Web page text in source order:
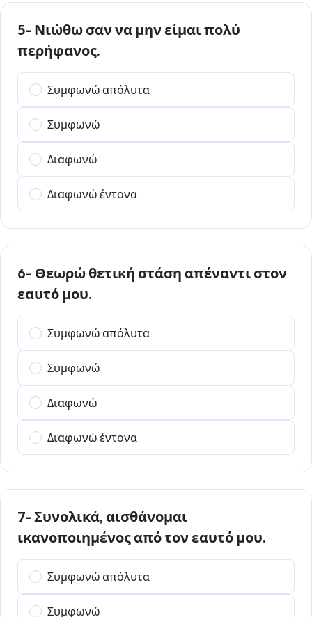
5- Νιώθω σαν να μην είμαι πολύ
περήφανος.
Συμφωνώ απόλυτα
Συμφωνώ
Διαφωνώ
Διαφωνώ έντονα
6- Θεωρώ θετική στάση απέναντι στον
εαυτό μου.
Συμφωνώ απόλυτα
Συμφωνώ
Διαφωνώ
Διαφωνώ έντονα
7- Συνολικά, αισθάνομαι
ικανοποιημένος από τον εαυτό μου.
Συμφωνώ απόλυτα
Συμφωνώ